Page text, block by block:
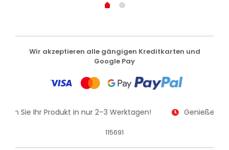
Wir akzeptieren alle gängigen Kreditkarten und
Google Pay
Sie Ihr Produkt in nur 2–3 Werktagen! Genießen
115691